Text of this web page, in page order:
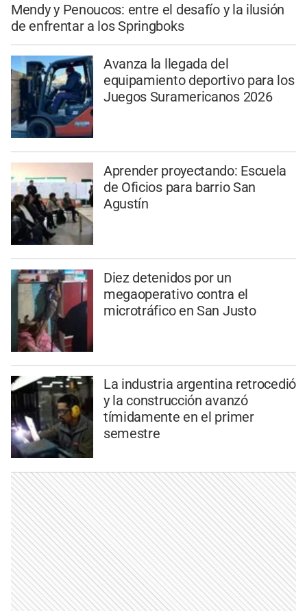
Mendy y Penoucos: entre el desafío y la ilusión
de enfrentar a los Springboks
Avanza la llegada del
equipamiento deportivo para los
Juegos Suramericanos 2026
Aprender proyectando: Escuela
de Oficios para barrio San
Agustín
Diez detenidos por un
megaoperativo contra el
microtráfico en San Justo
La industria argentina retrocedió
y la construcción avanzó
tímidamente en el primer
semestre